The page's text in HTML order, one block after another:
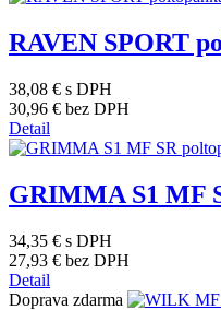
RAVEN SPORT
38,08 € s DPH
30,96 € bez DPH
Detail
GRIMMA S1 MF
34,35 € s DPH
27,93 € bez DPH
Detail
Doprava zdarma